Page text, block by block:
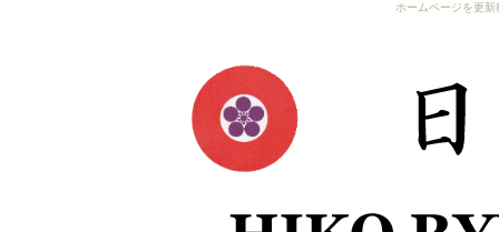
ホームページを更